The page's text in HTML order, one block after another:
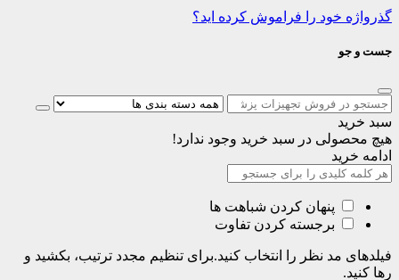
گذرواژه خود را فراموش کرده اید؟
جست و جو
سبد خرید
هیچ محصولی در سبد خرید وجود ندارد!
ادامه خرید
پنهان کردن شباهت ها
برجسته کردن تفاوت
فیلدهای مد نظر را انتخاب کنید.برای تنظیم مجدد ترتیب، بکشید و
رها کنید.